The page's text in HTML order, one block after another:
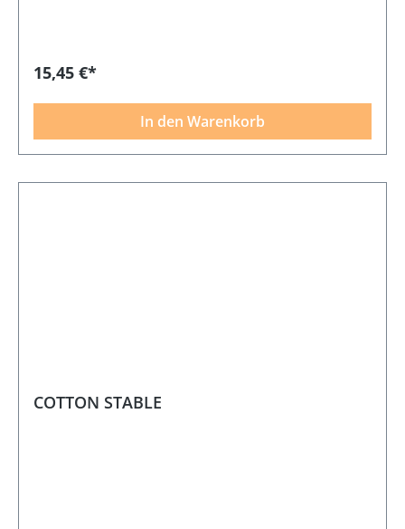
15,45 €*
In den Warenkorb
COTTON STABLE